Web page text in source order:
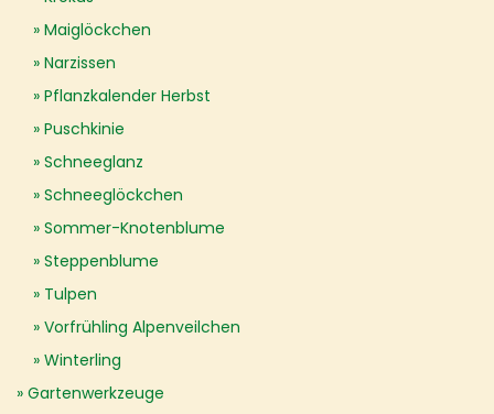
Maiglöckchen
Narzissen
Pflanzkalender Herbst
Puschkinie
Schneeglanz
Schneeglöckchen
Sommer-Knotenblume
Steppenblume
Tulpen
Vorfrühling Alpenveilchen
Winterling
Gartenwerkzeuge